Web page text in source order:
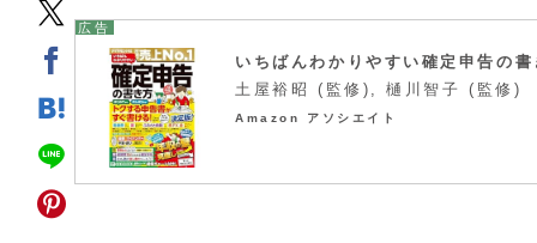
いちばんわかりやすい確定申告の
土屋裕昭 (監修), 樋川智子 (監修)
Amazon アソシエイト